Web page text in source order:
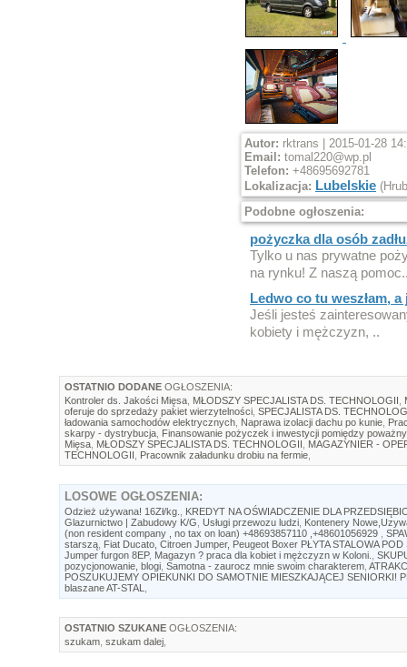
Autor: rktrans | 2015-01-28
Email: tomal220@wp.pl
Telefon: +48695692781
Lokalizacja: Lubelskie
Podobne ogłoszenia:
pożyczka dla osób
Tylko u nas prywatne
na rynku! Z naszą
Ledwo co tu weszłam,
Jeśli jesteś
kobiety i mężczyzn, ..
OSTATNIO DODANE OGŁOSZENIA:
Kontroler ds. Jakości Mięsa MŁODSZY SPECJALISTA DS. TECHNOLOGII
oferuje do sprzedaży pakiet wierzytelności SPECJALISTA DS.
ładowania samochodów elektrycznych Naprawa izolacji dachu po kunie
skarpy - dystrybucja Finansowanie pożyczek i inwestycji pomiędzy
Mięsa MŁODSZY SPECJALISTA DS. TECHNOLOGII
MAGAZYNIER -
TECHNOLOGII
Pracownik załadunku drobiu na fermie
LOSOWE OGŁOSZENIA:
Odzież używana! 16Zł/kg.
KREDYT NA OŚWIADCZENIE DLA
Glazurnictwo | Zabudowy K/G Usługi przewozu ludzi Kontenery
(non resident company , no tax on loan) +48693857110 ,+48601056929
starszą Fiat Ducato, Citroen Jumper, Peugeot Boxer PŁYTA STALOWA
Jumper furgon 8EP, Magazyn ? praca dla kobiet i mężczyzn w Koloni.
pozycjonowanie, blogi Samotna - zaurocz mnie swoim charakterem
POSZUKUJEMY OPIEKUNKI DO SAMOTNIE MIESZKAJĄCEJ SENIORKI!
blaszane AT-STAL
OSTATNIO SZUKANE OGŁOSZENIA:
szukam szukam dalej